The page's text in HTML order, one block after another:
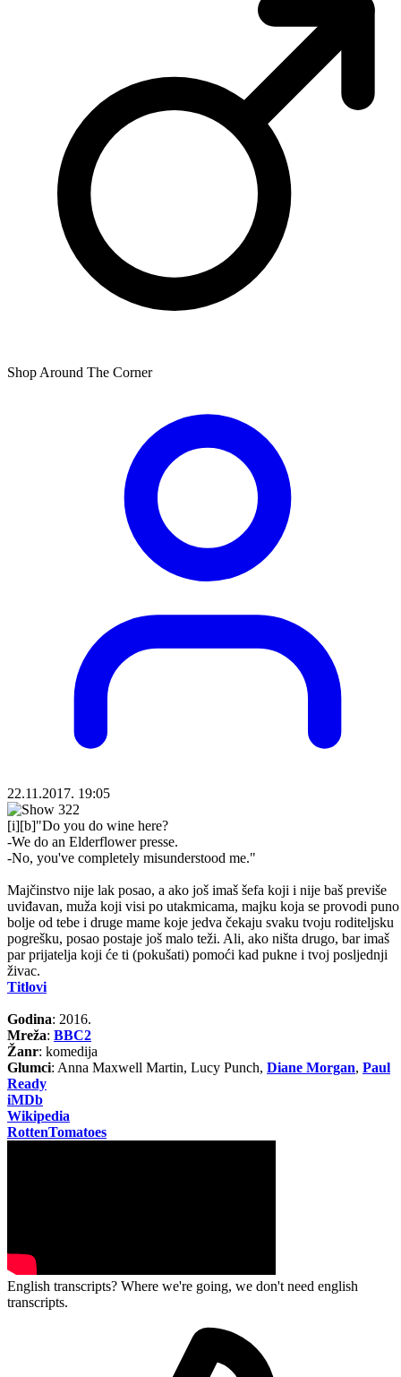
Shop Around The Corner
22.11.2017. 19:05
[i][b]"Do you do wine here?
-We do an Elderflower presse.
-No, you've completely misunderstood me."
Majčinstvo nije lak posao, a ako još imaš šefa koji i nije baš previše
uviđavan, muža koji visi po utakmicama, majku koja se provodi puno
bolje od tebe i druge mame koje jedva čekaju svaku tvoju roditeljsku
pogrešku, posao postaje još malo teži. Ali, ako ništa drugo, bar imaš
par prijatelja koji će ti (pokušati) pomoći kad pukne i tvoj posljednji
živac.
Titlovi
Godina: 2016.
Mreža: BBC2
Žanr: komedija
Glumci: Anna Maxwell Martin, Lucy Punch, Diane Morgan, Paul
Ready
iMDb
Wikipedia
RottenTomatoes
English transcripts? Where we're going, we don't need english
transcripts.